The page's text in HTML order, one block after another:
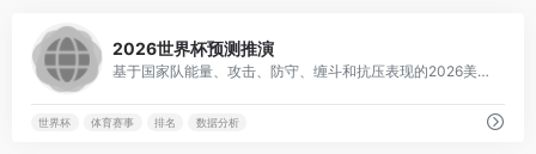
2026世界杯预测推演
基于国家队能量、攻击、防守、缠斗和抗压表现的2026美加墨世界杯48队预测推演页面，以开幕日排事件盘，直观展示各队实力。
世界杯 体育赛事 排名 数据分析